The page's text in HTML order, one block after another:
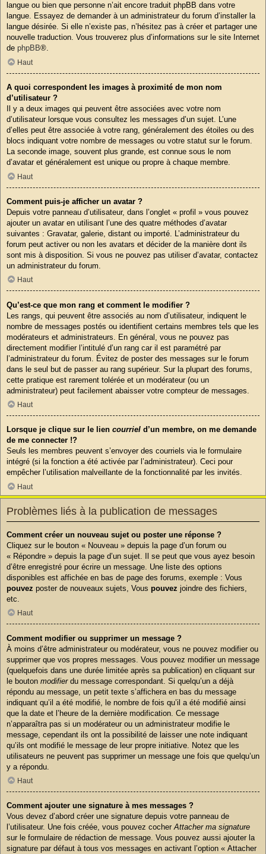
langue ou bien que personne n’ait encore traduit phpBB dans votre
langue. Essayez de demander à un administrateur du forum d’installer la
langue désirée. Si elle n’existe pas, n’hésitez pas à créer et partager une
nouvelle traduction. Vous trouverez plus d’informations sur le site Internet
de phpBB®.
Haut
A quoi correspondent les images à proximité de mon nom
d’utilisateur ?
Il y a deux images qui peuvent être associées avec votre nom
d’utilisateur lorsque vous consultez les messages d’un sujet. L’une
d’elles peut être associée à votre rang, généralement des étoiles ou des
blocs indiquant votre nombre de messages ou votre statut sur le forum.
La seconde image, souvent plus grande, est connue sous le nom
d’avatar et généralement est unique ou propre à chaque membre.
Haut
Comment puis-je afficher un avatar ?
Depuis votre panneau d’utilisateur, dans l’onglet « profil » vous pouvez
ajouter un avatar en utilisant l’une des quatre méthodes d’avatar
suivantes : Gravatar, galerie, distant ou importé. L’administrateur du
forum peut activer ou non les avatars et décider de la manière dont ils
sont mis à disposition. Si vous ne pouvez pas utiliser d’avatar, contactez
un administrateur du forum.
Haut
Qu’est-ce que mon rang et comment le modifier ?
Les rangs, qui peuvent être associés au nom d’utilisateur, indiquent le
nombre de messages postés ou identifient certains membres tels que les
modérateurs et administrateurs. En général, vous ne pouvez pas
directement modifier l’intitulé d’un rang car il est paramétré par
l’administrateur du forum. Évitez de poster des messages sur le forum
dans le seul but de passer au rang supérieur. Sur la plupart des forums,
cette pratique est rarement tolérée et un modérateur (ou un
administrateur) peut facilement abaisser votre compteur de messages.
Haut
Lorsque je clique sur le lien courriel d’un membre, on me demande
de me connecter !?
Seuls les membres peuvent s’envoyer des courriels via le formulaire
intégré (si la fonction a été activée par l’administrateur). Ceci pour
empêcher l’utilisation malveillante de la fonctionnalité par les invités.
Haut
Problèmes liés à la publication de messages
Comment créer un nouveau sujet ou poster une réponse ?
Cliquez sur le bouton « Nouveau » depuis la page d’un forum ou
« Répondre » depuis la page d’un sujet. Il se peut que vous ayez besoin
d’être enregistré pour écrire un message. Une liste des options
disponibles est affichée en bas de page des forums, exemple : Vous
pouvez poster de nouveaux sujets, Vous pouvez joindre des fichiers,
etc.
Haut
Comment modifier ou supprimer un message ?
À moins d’être administrateur ou modérateur, vous ne pouvez modifier ou
supprimer que vos propres messages. Vous pouvez modifier un message
(quelquefois dans une durée limitée après sa publication) en cliquant sur
le bouton modifierdu message correspondant. Si quelqu’un a déjà
répondu au message, un petit texte s’affichera en bas du message
indiquant qu’il a été modifié, le nombre de fois qu’il a été modifié ainsi
que la date et l’heure de la dernière modification. Ce message
n’apparaîtra pas si un modérateur ou un administrateur modifie le
message, cependant ils ont la possibilité de laisser une note indiquant
qu’ils ont modifié le message de leur propre initiative. Notez que les
utilisateurs ne peuvent pas supprimer un message une fois que quelqu’un
y a répondu.
Haut
Comment ajouter une signature à mes messages ?
Vous devez d’abord créer une signature depuis votre panneau de
l’utilisateur. Une fois créée, vous pouvez cocherAttacher ma signature
sur le formulaire de rédaction de message. Vous pouvez aussi ajouter la
signature par défaut à tous vos messages en activant l’option « Attacher